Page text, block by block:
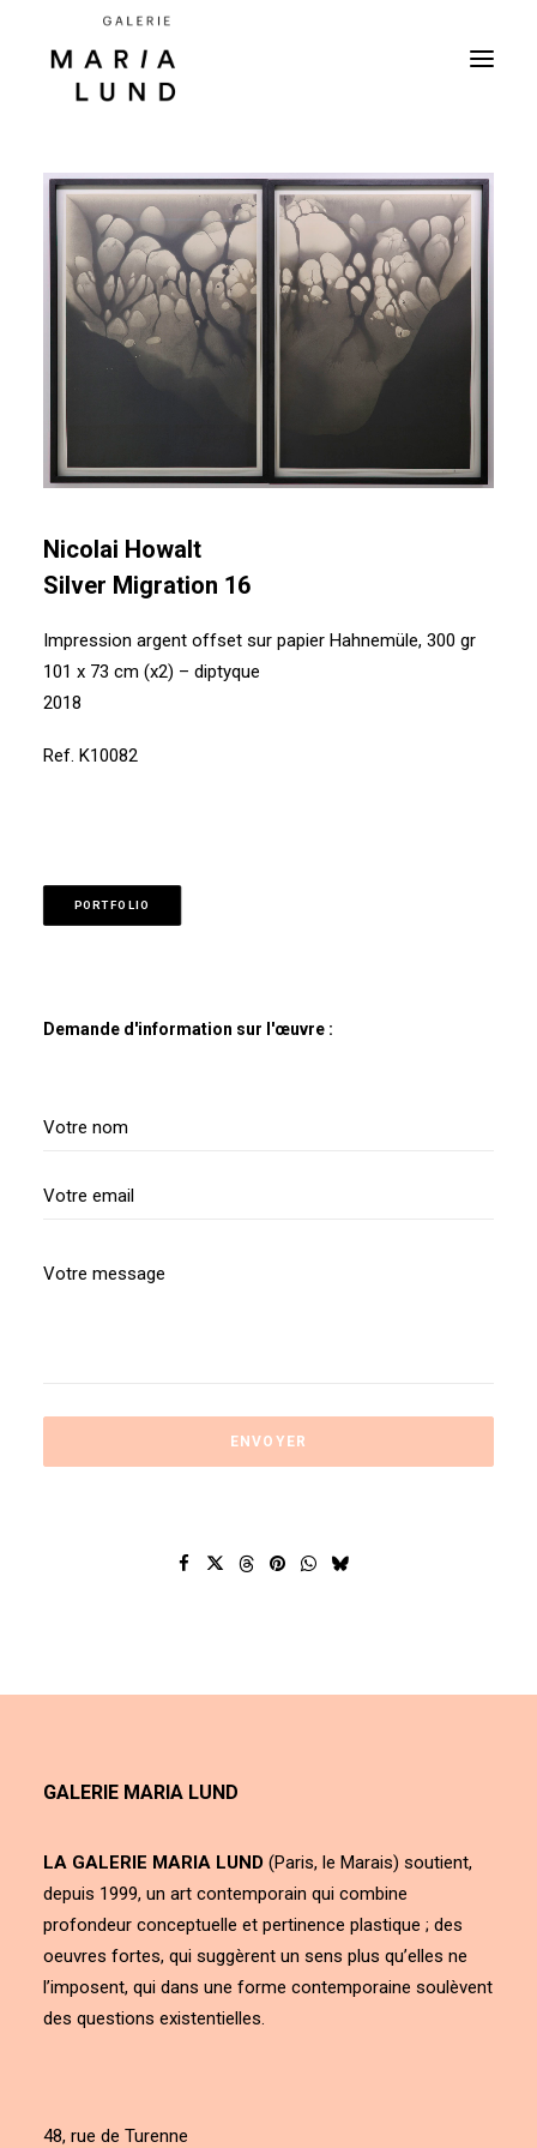
Nicolai Howalt
Silver Migration 16
Impression argent offset sur papier Hahnemüle, 300 gr
101 x 73 cm (x2) – diptyque
2018
Ref. K10082
PORTFOLIO
Demande d'information sur l'œuvre :
GALERIE MARIA LUND
LA GALERIE MARIA LUND (Paris, le Marais) soutient,
depuis 1999, un art contemporain qui combine
profondeur conceptuelle et pertinence plastique ; des
oeuvres fortes, qui suggèrent un sens plus qu’elles ne
l’imposent, qui dans une forme contemporaine soulèvent
des questions existentielles.
48, rue de Turenne